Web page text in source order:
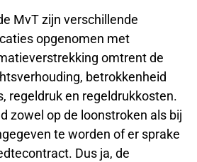
MvT zijn verschillende
opgenomen met
omtrent de
betrokkenheid
regeldruk en regeldrukkosten.
zowel op de loonstroken als bij
te worden of er sprake
Dus ja, de